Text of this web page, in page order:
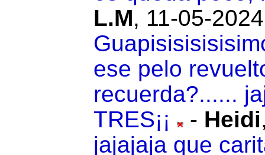
L.M, 11-05-
ese pelo
recuerda?......
TRES¡¡
- Heidi
jajajaja que